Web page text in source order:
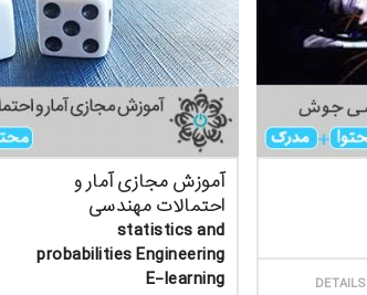
آموزش مجازی آمار و
احتمالات مهندسی
statistics and
probabilities Engineering
E-learning
DETAILS